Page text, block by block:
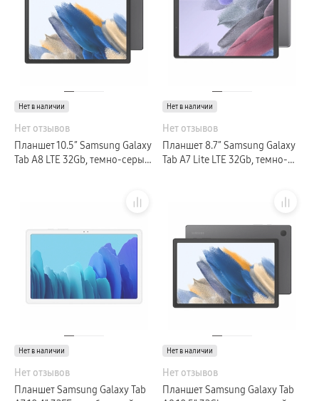
Нет в наличии
Нет отзывов
Планшет 10.5″ Samsung Galaxy
Tab A8 LTE 32Gb, темно-серый
Нет в наличии
Нет отзывов
Планшет 8.7″ Samsung Galaxy
Tab A7 Lite LTE 32Gb, темно-
Нет в наличии
Нет отзывов
Планшет Samsung Galaxy Tab
Нет в наличии
Нет отзывов
Планшет Samsung Galaxy Tab